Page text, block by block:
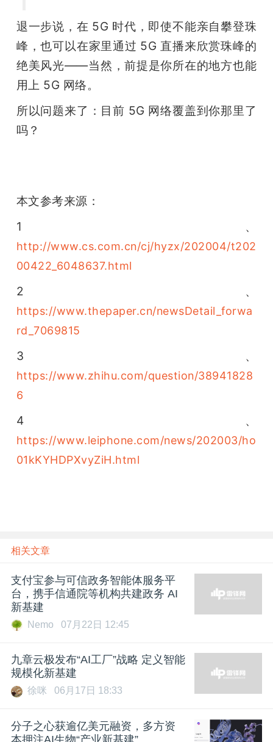
退一步说，在 5G 时代，即使不能亲自攀登珠
峰，也可以在家里通过 5G 直播来欣赏珠峰的
绝美风光——当然，前提是你所在的地方也能
用上 5G 网络。
所以问题来了：目前 5G 网络覆盖到你那里了
吗？
本文参考来源：
1、
http://www.cs.com.cn/cj/hyzx/202004/t202
00422_6048637.html
2、
https://www.thepaper.cn/newsDetail_forwa
rd_7069815
3、
https://www.zhihu.com/question/38941828
6
4、
https://www.leiphone.com/news/202003/ho
01kKYHDPXvyZiH.html
相关文章
支付宝参与可信政务智能体服务平
台，携手信通院等机构共建政务 AI
新基建
Nemo 07月22日 12:45
九章云极发布“AI工厂”战略 定义智能
规模化新基建
徐咪 06月17日 18:33
分子之心获逾亿美元融资，多方资
本押注AI生物“产业新基建”